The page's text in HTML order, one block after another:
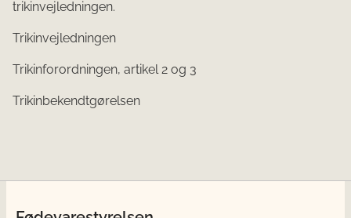
trikinvejledningen.
Trikinvejledningen
Trikinforordningen, artikel 2 og 3
Trikinbekendtgørelsen